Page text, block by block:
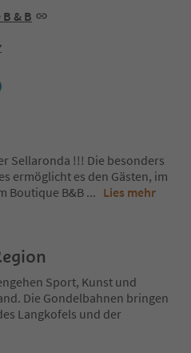
& B
Sellaronda !!! Die besonders
ermöglicht es den Gästen, im
Boutique B&B ... Lies mehr
Sport, Kunst und
Die Gondelbahnen bringen
Langkofels und der